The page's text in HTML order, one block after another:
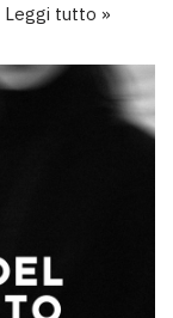
Leggi tutto »